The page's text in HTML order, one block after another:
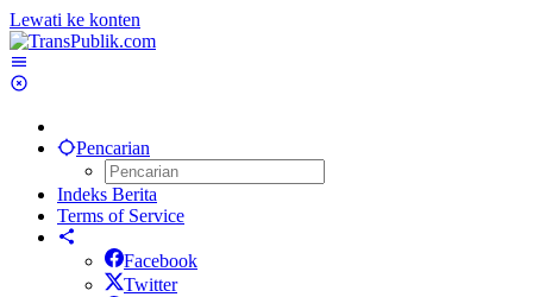
Lewati ke konten
Pencarian
Indeks Berita
Terms of Service
Facebook
Twitter